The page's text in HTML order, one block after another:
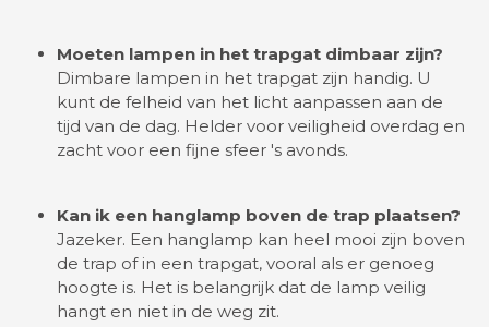
Moeten lampen in het trapgat dimbaar zijn?
Dimbare lampen in het trapgat zijn handig. U
kunt de felheid van het licht aanpassen aan de
tijd van de dag. Helder voor veiligheid overdag en
zacht voor een fijne sfeer 's avonds.
Kan ik een hanglamp boven de trap plaatsen?
Jazeker. Een hanglamp kan heel mooi zijn boven
de trap of in een trapgat, vooral als er genoeg
hoogte is. Het is belangrijk dat de lamp veilig
hangt en niet in de weg zit.